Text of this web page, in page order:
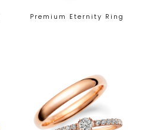
Premium Eternity Ring